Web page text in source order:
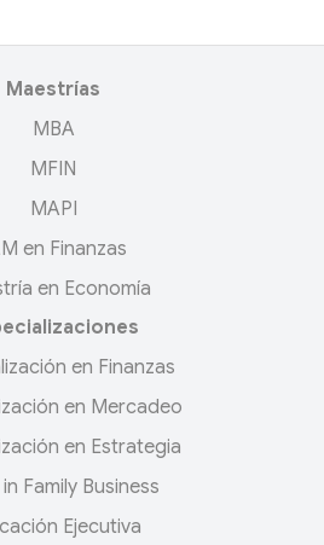
Maestrías
MBA
MFIN
MAPI
en Finanzas
en Economía
en Finanzas
en Mercadeo
en Estrategia
Family Business
Ejecutiva